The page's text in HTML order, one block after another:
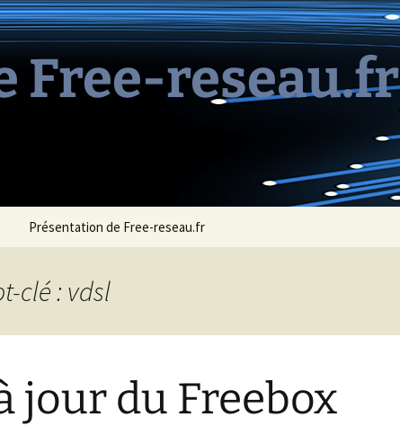
Free-reseau.fr
Présentation de Free-reseau.fr
clé : vdsl
jour du Freebox